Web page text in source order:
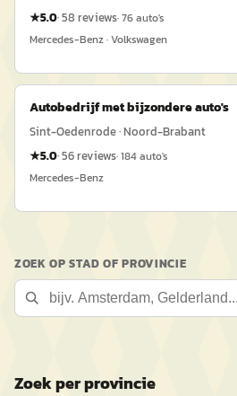
★5.0·58 reviews·76auto's
Mercedes-Benz · Volkswagen
Autobedrijf met bijzondere auto's
Sint-Oedenrode · Noord-Brabant
★5.0·56reviews·184auto's
Mercedes-Benz
ZOEK OP STAD OF PROVINCIE
Zoek per provincie